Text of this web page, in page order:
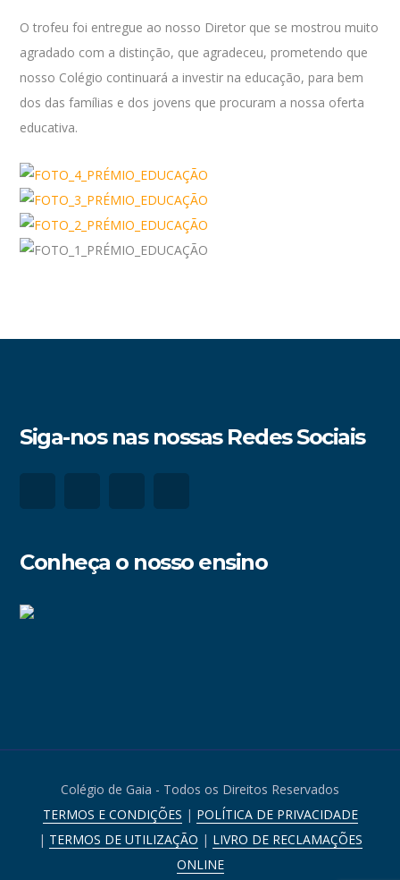
O trofeu foi entregue ao nosso Diretor que se mostrou muito
agradado com a distinção, que agradeceu, prometendo que
nosso Colégio continuará a investir na educação, para bem
dos das famílias e dos jovens que procuram a nossa oferta
educativa.
Siga-nos nas nossas Redes Sociais
Conheça o nosso ensino
Colégio de Gaia - Todos os Direitos Reservados
TERMOS E CONDIÇÕES | POLÍTICA DE PRIVACIDADE
| TERMOS DE UTILIZAÇÃO | LIVRO DE RECLAMAÇÕES
ONLINE